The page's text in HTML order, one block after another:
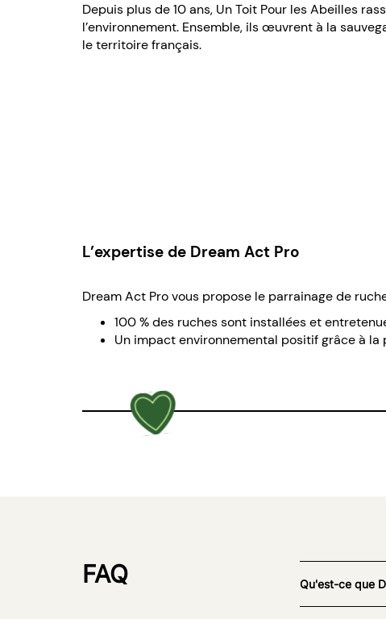
Depuis plus de 10 ans, Un Toit Pour les Abeilles
l’environnement. Ensemble, ils œuvrent à la
le territoire français.
L’expertise de Dream Act Pro
Dream Act Pro vous propose le parrainage de
100 % des ruches sont installées et
Un impact environnemental positif grâce à
FAQ Qu'est-ce que